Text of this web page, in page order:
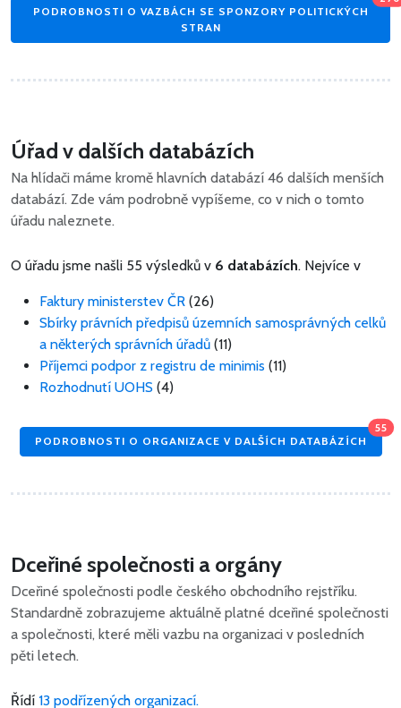
PODROBNOSTI O VAZBÁCH SE SPONZORY POLITICKÝCH
STRAN
Úřad v dalších databázích
Na hlídači máme kromě hlavních databází 46 dalších menších
databází. Zde vám podrobně vypíšeme, co v nich o tomto
úřadu naleznete.
O úřadu jsme našli 55 výsledků v 6 databázích. Nejvíce v
Faktury ministerstev ČR (26)
Sbírky právních předpisů územních samosprávných celků
a některých správních úřadů (11)
Příjemci podpor z registru de minimis (11)
Rozhodnutí UOHS (4)
PODROBNOSTI O ORGANIZACE V DALŠÍCH DATABÁZÍCH
55
Dceřiné společnosti a orgány
Dceřiné společnosti podle českého obchodního rejstříku.
Standardně zobrazujeme aktuálně platné dceřiné společnosti
a společnosti, které měli vazbu na organizaci v posledních
pěti letech.
Řídí 13 podřízených organizací.